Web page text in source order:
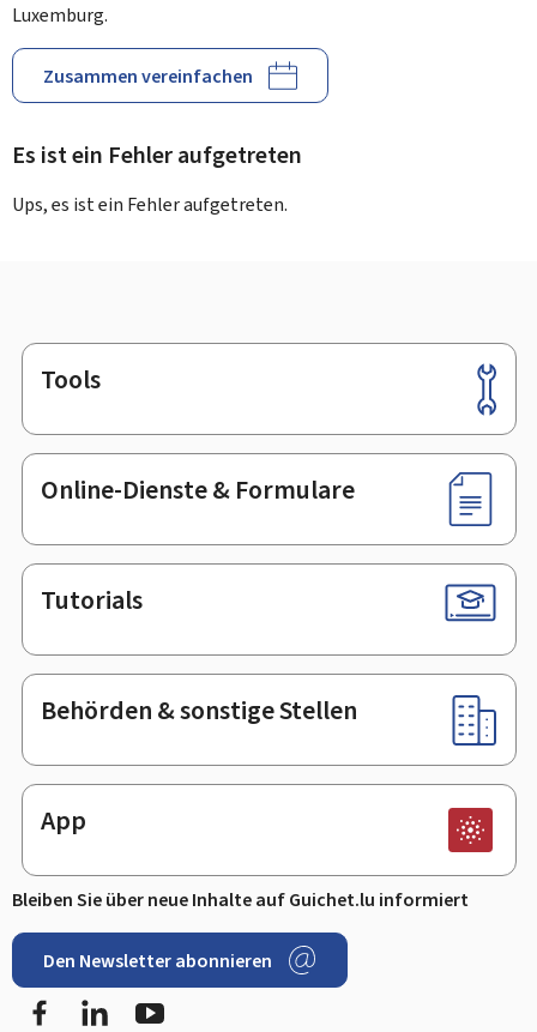
Luxemburg.
Zusammen vereinfachen
Es ist ein Fehler aufgetreten
Ups, es ist ein Fehler aufgetreten.
Footer
Tools
Online-Dienste & Formulare
Tutorials
Behörden & sonstige Stellen
App
Bleiben Sie über neue Inhalte auf Guichet.lu informiert
Den Newsletter abonnieren
FacebookLinkedIn